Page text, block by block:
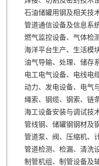
石油储罐用钢及相关技
管道通信设备及信息系
燃气监控设备、气体检
海洋平台生产、生活模
油气导输、处理、储存
电工电气设备、电线电
动力、发电设备、电气
绳索、钢缆、钢索、链
海工设备安装与调试技
管线钢、储罐钢钢材及
管道泵、阀、压缩机、
管道检测、检漏、清洗
制管机组、制管设备及